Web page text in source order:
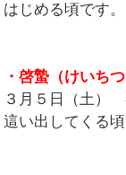
はじめる頃です。
・啓蟄（けいちつ
３月５日（土）
這い出してくる頃